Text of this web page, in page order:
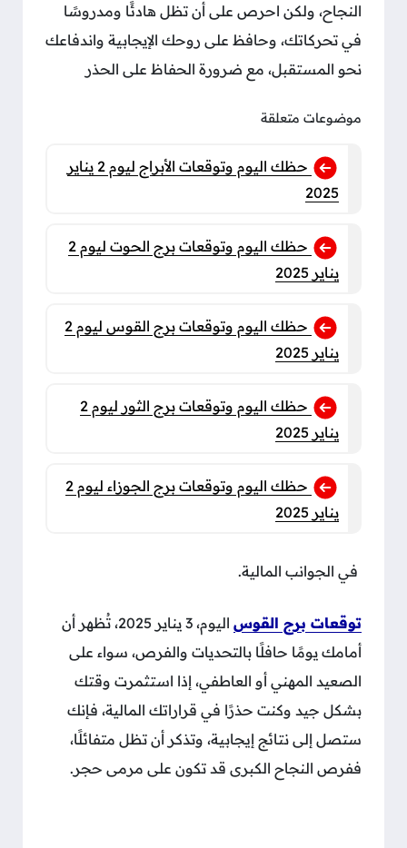
النجاح، ولكن احرص على أن تظل هادئًا ومدروسًا
في تحركاتك، وحافظ على روحك الإيجابية واندفاعك
نحو المستقبل، مع ضرورة الحفاظ على الحذر
موضوعات متعلقة
حظك اليوم وتوقعات الأبراج ليوم 2 يناير
2025
حظك اليوم وتوقعات برج الحوت ليوم 2
يناير 2025
حظك اليوم وتوقعات برج القوس ليوم 2
يناير 2025
حظك اليوم وتوقعات برج الثور ليوم 2
يناير 2025
حظك اليوم وتوقعات برج الجوزاء ليوم 2
يناير 2025
في الجوانب المالية.
توقعات برج القوس
اليوم، 3 يناير 2025، تُظهر أن
أمامك يومًا حافلًا بالتحديات والفرص، سواء على
الصعيد المهني أو العاطفي، إذا استثمرت وقتك
بشكل جيد وكنت حذرًا في قراراتك المالية، فإنك
ستصل إلى نتائج إيجابية، وتذكر أن تظل متفائلًا،
ففرص النجاح الكبرى قد تكون على مرمى حجر.